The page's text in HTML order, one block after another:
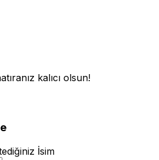
kalıcı olsun!
İsim